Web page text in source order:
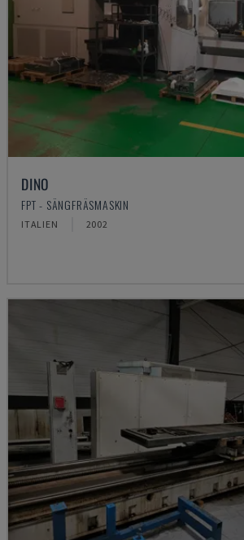
DINO
FPT - SÄNGFRÄSMASKIN
ITALIEN 2002